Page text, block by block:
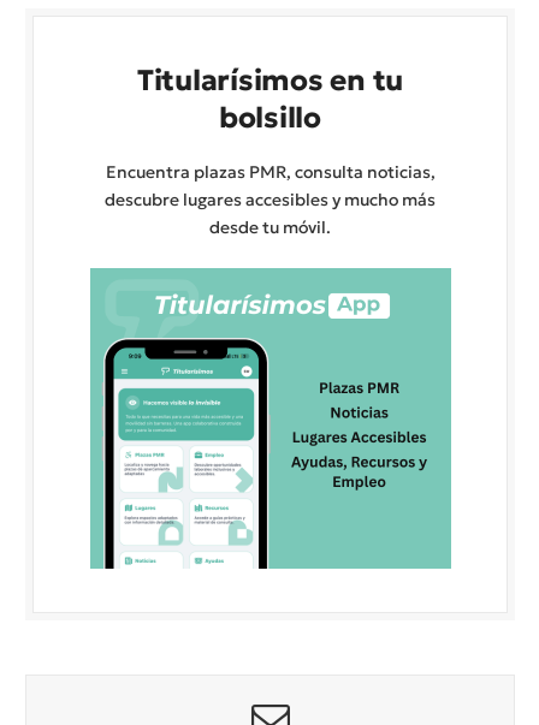
Titularísimos en tu
bolsillo
Encuentra plazas PMR, consulta noticias,
descubre lugares accesibles y mucho más
desde tu móvil.